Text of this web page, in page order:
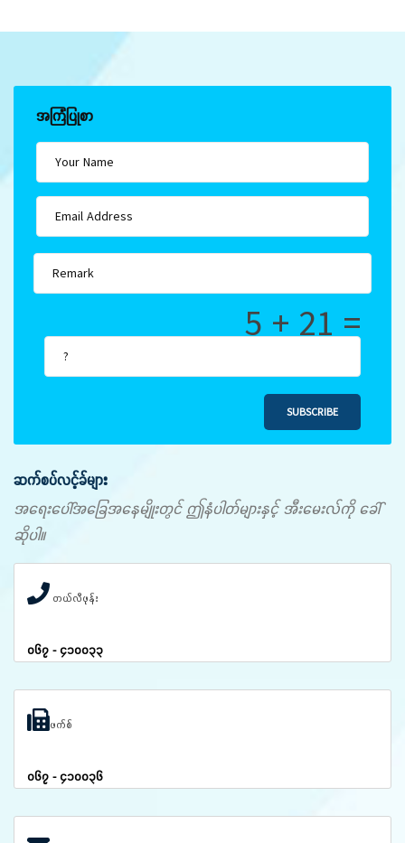
အကြံပြုစာ
5 + 21 =
SUBSCRIBE
ဆက်စပ်လင့်ခ်များ
အရေးပေါ်အခြေအနေမျိုးတွင် ဤနံပါတ်များနှင့် အီးမေးလ်ကို ခေါ်
ဆိုပါ။
တယ်လီဖုန်း
၀၆၇ - ၄၁၀၀၃၃
ဖက်စ်
၀၆၇ - ၄၁၀၀၃၆